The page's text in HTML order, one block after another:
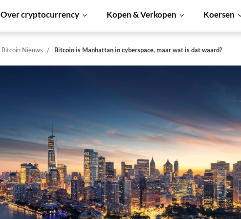
Over cryptocurrency Kopen & Verkopen Koersen
Bitcoin Nieuws Bitcoin is Manhattan in cyberspace, maar wat is dat waard?